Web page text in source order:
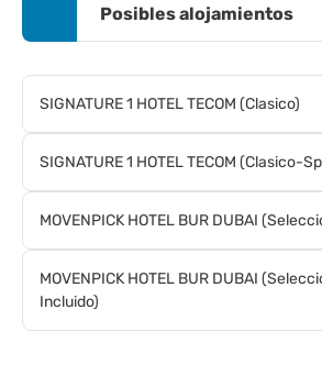
Posibles alojamientos
SIGNATURE 1 HOTEL TECOM (Clasico)
SIGNATURE 1 HOTEL TECOM (Clasico-
MOVENPICK HOTEL BUR DUBAI
MOVENPICK HOTEL BUR DUBAI
Incluido)